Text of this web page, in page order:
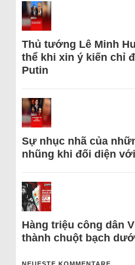
Thủ tướng Lê Minh
thể khi xin ý kiến chỉ
Putin
Sự nhục nhã của
nhũng khi đối diện
Hàng triệu công dân
thành chuột bạch